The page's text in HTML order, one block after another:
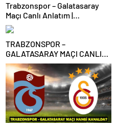
Trabzonspor – Galatasaray
Maçı Canlı Anlatım |
Trabzonspor – Galatasaray
Bein Sports 1 Canlı İzle | Lider,
Trabzon deplasmanında
TRABZONSPOR –
GALATASARAY MAÇI CANLI
İZLE | Trabzonspor-
Galatasaray maçı canlı izleme
bilgileri! Süper Lig’de dev
maç!